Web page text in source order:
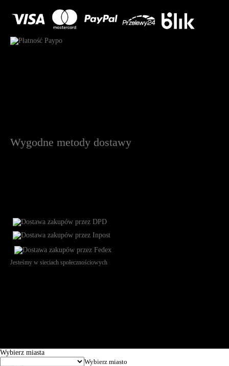
Wygodne metody dostawy
Jesteśmy w sieciach społecznościowych
Wybierz miasta